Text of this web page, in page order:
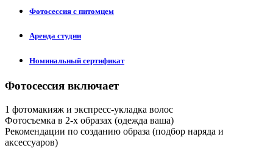
Фотосессия с питомцем
Аренда студии
Номинальный сертификат
Фотосессия включает
1 фотомакияж и экспресс-укладка волос
Фотосъемка в 2-х образах (одежда ваша)
Рекомендации по созданию образа (подбор наряда и
аксессуаров)